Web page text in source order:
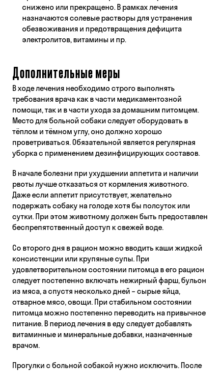
снижено или прекращено. В рамках лечения
назначаются солевые растворы для устранения
обезвоживания и предотвращения дефицита
электролитов, витамины и пр.
Дополнительные меры
В ходе лечения необходимо строго выполнять
требования врача как в части медикаментозной
помощи, так и в части ухода за домашним питомцем.
Место для больной собаки следует оборудовать в
тёплом и тёмном углу, оно должно хорошо
проветриваться. Обязательной является регулярная
уборка с применением дезинфицирующих составов.
В начале болезни при ухудшении аппетита и наличии
рвоты лучше отказаться от кормления животного.
Даже если аппетит присутствует, желательно
подержать собаку на голоде хотя бы полсуток или
сутки. При этом животному должен быть предоставлен
беспрепятственный доступ к свежей воде.
Со второго дня в рацион можно вводить каши жидкой
консистенции или крупяные супы. При
удовлетворительном состоянии питомца в его рацион
следует постепенно включать нежирный фарш, бульон
из мяса, а спустя несколько дней – сырые яйца,
отварное мясо, овощи. При стабильном состоянии
питомца можно постепенно переводить на привычное
питание. В период лечения в еду следует добавлять
витаминные и минеральные добавки, назначенные
врачом.
Прогулки с больной собакой нужно исключить. После